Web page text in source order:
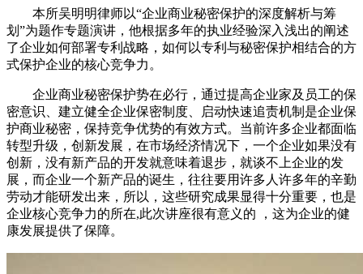
本所吴明明律师以“企业商业秘密保护的深度解析与筹
划”为题作专题演讲，他根据多年的执业经验深入浅出的阐述
了企业如何部署专利战略，如何以专利与秘密保护相结合的方
式保护企业的核心竞争力。
企业商业秘密保护势在必行，通过提高企业家及员工的保
密意识、建立健全企业保密制度、启动快速追责机制是企业保
护商业秘密，保持竞争优势的有效方式。当前许多企业都面临
转型升级，创新发展，在市场经济情况下，一个企业如果没有
创新，没有新产品的开发就意味着退步，就谈不上企业的发
展，而企业一个新产品的诞生，往往要用许多人许多年的辛勤
劳动才能研发出来，所以，这些研究成果显得十分重要，也是
企业核心竞争力的所在,此次讲座很有意义的 ，这为企业的健
康发展提供了保障。